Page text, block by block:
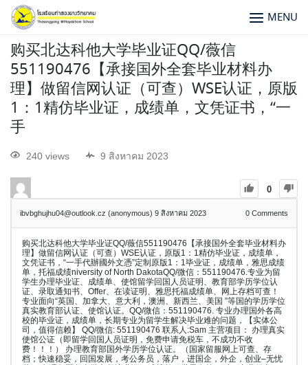
MENU
购买北达科他大学毕业证QQ/薇信
551190476【承接国外全套毕业材料办
理】做留信网认证（可查）WSE认证，原版
1：1精仿毕业证，成绩单，文凭证书，“一
手
240 views 9 สิงหาคม 2023
0
ibvbghujhu04@outlook.cz (anonymous) 9 สิงหาคม 2023 0 Comments
购买北达科他大学毕业证QQ/薇信551190476【承接国外全套毕业材料办
理】做留信网认证（可查）WSE认证，原版1：1精仿毕业证，成绩单，
文凭证书，“一手代辦國外文憑”定制原版1：1毕业证，成绩单，雅思成绩
单，托福成绩niversity of North DakotaQQ/微信：551190476.专业为留
学生办理毕业证、成绩单、使馆留学回国人员证明、教育部学历学位认
证、录取通知书、Offer、在读证明、雅思托福成绩单、网上存档可查！
专业面向“英国、加拿大、意大利，澳洲、新西兰、美国 ”等国的学历学位
真实教育部认证、使馆认证。QQ/微信：551190476. 专业办理国外各高
校的毕业证，成绩单，长期专业为留学生解决毕业难的问题，【实体公
司，值得信赖】 QQ/微信: 551190476 联系人:Sam 主营项目： 办理真实
使馆公证（即留学回国人员证明，免费申请免税车，不成功不收
费！！！） 办理教育部国外学历学位认证。（国家留服网上可查、存
档；快速稳妥，回国发展，考公务员，落户，进国企，外企，创业–无忧